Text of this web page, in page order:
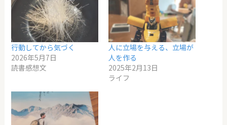
行動してから気づく
2026年5月7日
読書感想文
人に立場を与える、立場が
人を作る
2025年2月13日
ライフ